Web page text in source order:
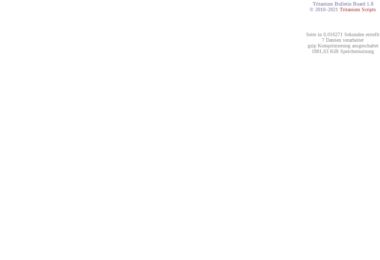
Tritanium Bulletin Board 1.8
© 2010–2021 Tritanium Scripts
Seite in 0,016271 Sekunden erstellt
7 Dateien verarbeitet
gzip Komprimierung ausgeschaltet
1881,63 KiB Speichernutzung